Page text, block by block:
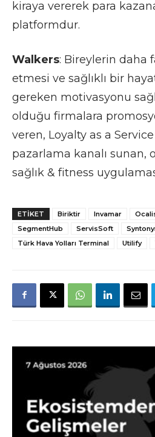
kiraya vererek para
platformdur.
Walkers: Bireylerin daha
etmesi ve sağlıklı bir
gereken motivasyonu
olduğu firmalara
veren, Loyalty as a
pazarlama kanalı sunan,
sağlık & fitness
ETIKET Biriktir Invamar
SegmentHub
ServisSoft
Türk Hava Yolları Terminal
Utilify